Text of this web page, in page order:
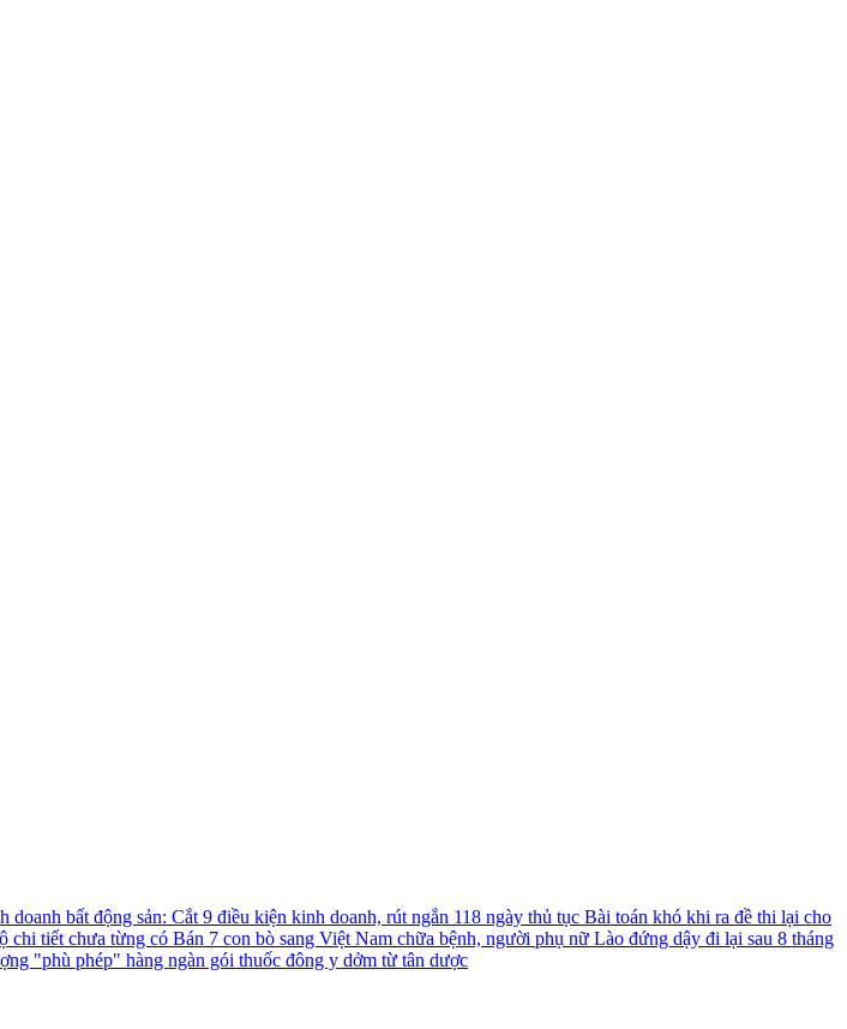
doanh bất động sản: Cắt 9 điều kiện kinh doanh, rút ngắn 118 ngày thủ tục Bài toán khó khi ra đề thi lại cho
chi tiết chưa từng có Bán 7 con bò sang Việt Nam chữa bệnh, người phụ nữ Lào đứng dậy đi lại sau 8 tháng
"phù phép" hàng ngàn gói thuốc đông y dởm từ tân dược